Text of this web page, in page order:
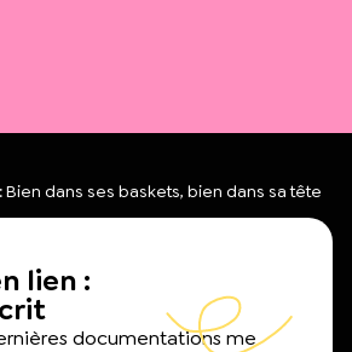
Bien dans ses baskets, bien dans sa tête
lien :
documentations me